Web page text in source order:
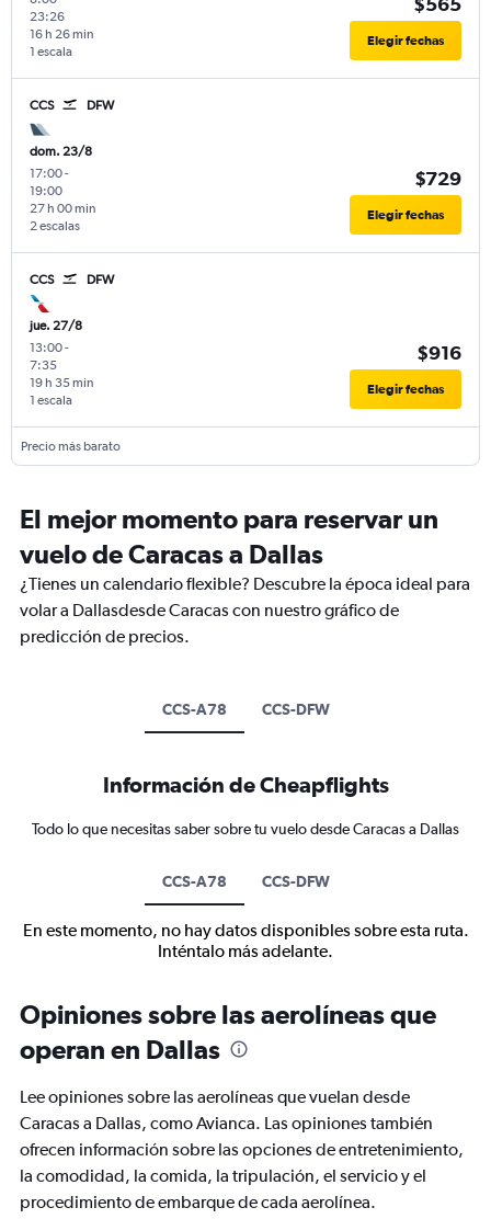
23:26
1 escala
16 h 26 min Elegir fechas
CCS DFW
dom. 23/8
17:00-
19:00
2 escalas
27 h 00 min
$729
Elegir fechas
CCS DFW
jue. 27/8
13:00-
7:35
1 escala
19 h 35 min
$916
Elegir fechas
Precio más barato
El mejor momento para reservar un
vuelo de Caracas a Dallas
¿Tienes un calendario flexible? Descubre la época ideal para
volar a Dallasdesde Caracas con nuestro gráfico de
predicción de precios.
CCS-A78 CCS-DFW
Información de Cheapflights
Todo lo que necesitas saber sobre tu vuelo desde Caracas a Dallas
CCS-A78 CCS-DFW
En este momento, no hay datos disponibles sobre esta ruta.
Inténtalo más adelante.
Opiniones sobre las aerolíneas que
operan en Dallas
Lee opiniones sobre las aerolíneas que vuelan desde
Caracas a Dallas, como Avianca. Las opiniones también
ofrecen información sobre las opciones de entretenimiento,
la comodidad, la comida, la tripulación, el servicio y el
procedimiento de embarque de cada aerolínea.